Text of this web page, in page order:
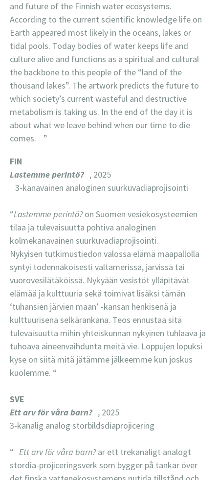
and future of the Finnish water ecosystems.
According to the current scientific knowledge life on
Earth appeared most likely in the oceans, lakes or
tidal pools. Today bodies of water keeps life and
culture alive and functions as a spiritual and cultural
the backbone to this people of the “land of the
thousand lakes”. The artwork predicts the future to
which society’s current wasteful and destructive
metabolism is taking us. In the end of the day it is
about what we leave behind when our time to die
comes. ”
FIN
Lastemme perintö? , 2025
3-kanavainen analoginen suurkuvadiaprojisointi
“Lastemme perintö?on Suomen vesiekosysteemien
tilaa ja tulevaisuutta pohtiva analoginen
kolmekanavainen suurkuvadiaprojisointi.
Nykyisen tutkimustiedon valossa elämä maapallolla
syntyi todennäköisesti valtamerissä, järvissä tai
vuorovesilätäköissä. Nykyään vesistöt ylläpitävät
elämää ja kulttuuria sekä toimivat lisäksi tämän
‘tuhansien järvien maan’ -kansan henkisenä ja
kulttuurisena selkärankana. Teos ennustaa sitä
tulevaisuutta mihin yhteiskunnan nykyinen tuhlaava ja
tuhoava aineenvaihdunta meitä vie. Loppujen lopuksi
kyse on siitä mitä jätämme jälkeemme kun joskus
kuolemme. “
SVE
Ett arv för våra barn? , 2025
3-kanalig analog storbildsdiaprojicering
“ Ett arv för våra barn?är ett trekanaligt analogt
stordia-projiceringsverk som bygger på tankar över